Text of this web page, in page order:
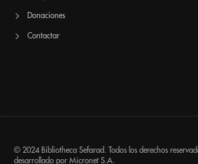
Donaciones
Contactar
© 2024 Bibliotheca Sefarad. Todos los derechos
desarrollado por Micronet S.A.